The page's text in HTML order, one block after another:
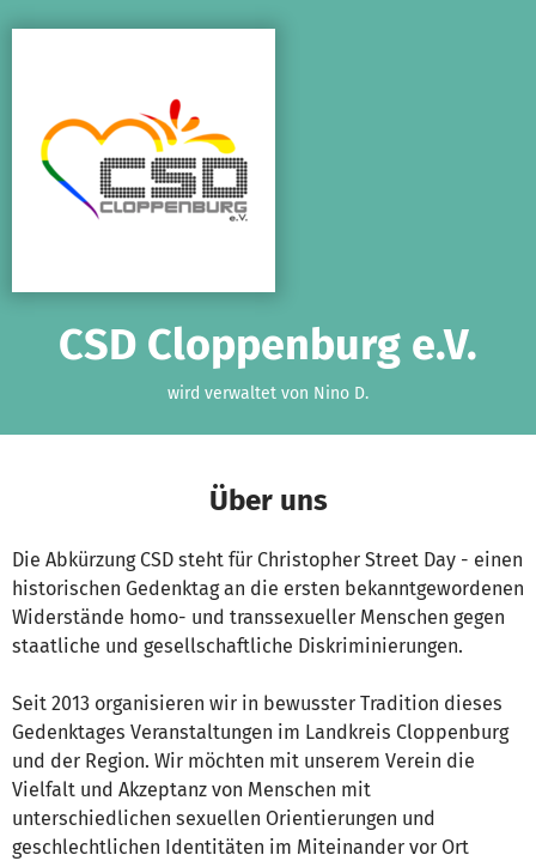
CSD Cloppenburg e.V.
wird verwaltet von Nino D.
Über uns
Die Abkürzung CSD steht für Christopher Street Day - einen
historischen Gedenktag an die ersten bekanntgewordenen
Widerstände homo- und transsexueller Menschen gegen
staatliche und gesellschaftliche Diskriminierungen.
Seit 2013 organisieren wir in bewusster Tradition dieses
Gedenktages Veranstaltungen im Landkreis Cloppenburg
und der Region. Wir möchten mit unserem Verein die
Vielfalt und Akzeptanz von Menschen mit
unterschiedlichen sexuellen Orientierungen und
geschlechtlichen Identitäten im Miteinander vor Ort